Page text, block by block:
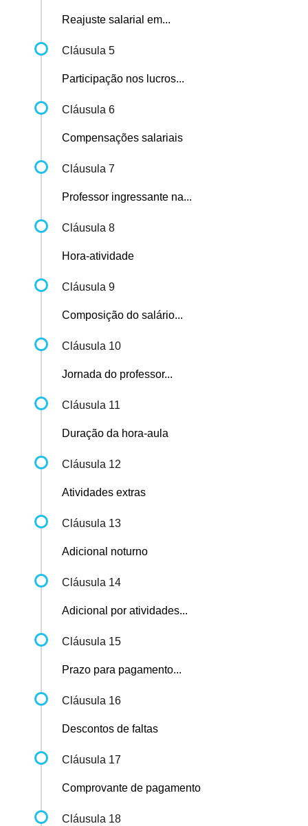
Reajuste salarial em...
Cláusula 5
Participação nos lucros...
Cláusula 6
Compensações salariais
Cláusula 7
Professor ingressante na...
Cláusula 8
Hora-atividade
Cláusula 9
Composição do salário...
Cláusula 10
Jornada do professor...
Cláusula 11
Duração da hora-aula
Cláusula 12
Atividades extras
Cláusula 13
Adicional noturno
Cláusula 14
Adicional por atividades...
Cláusula 15
Prazo para pagamento...
Cláusula 16
Descontos de faltas
Cláusula 17
Comprovante de pagamento
Cláusula 18